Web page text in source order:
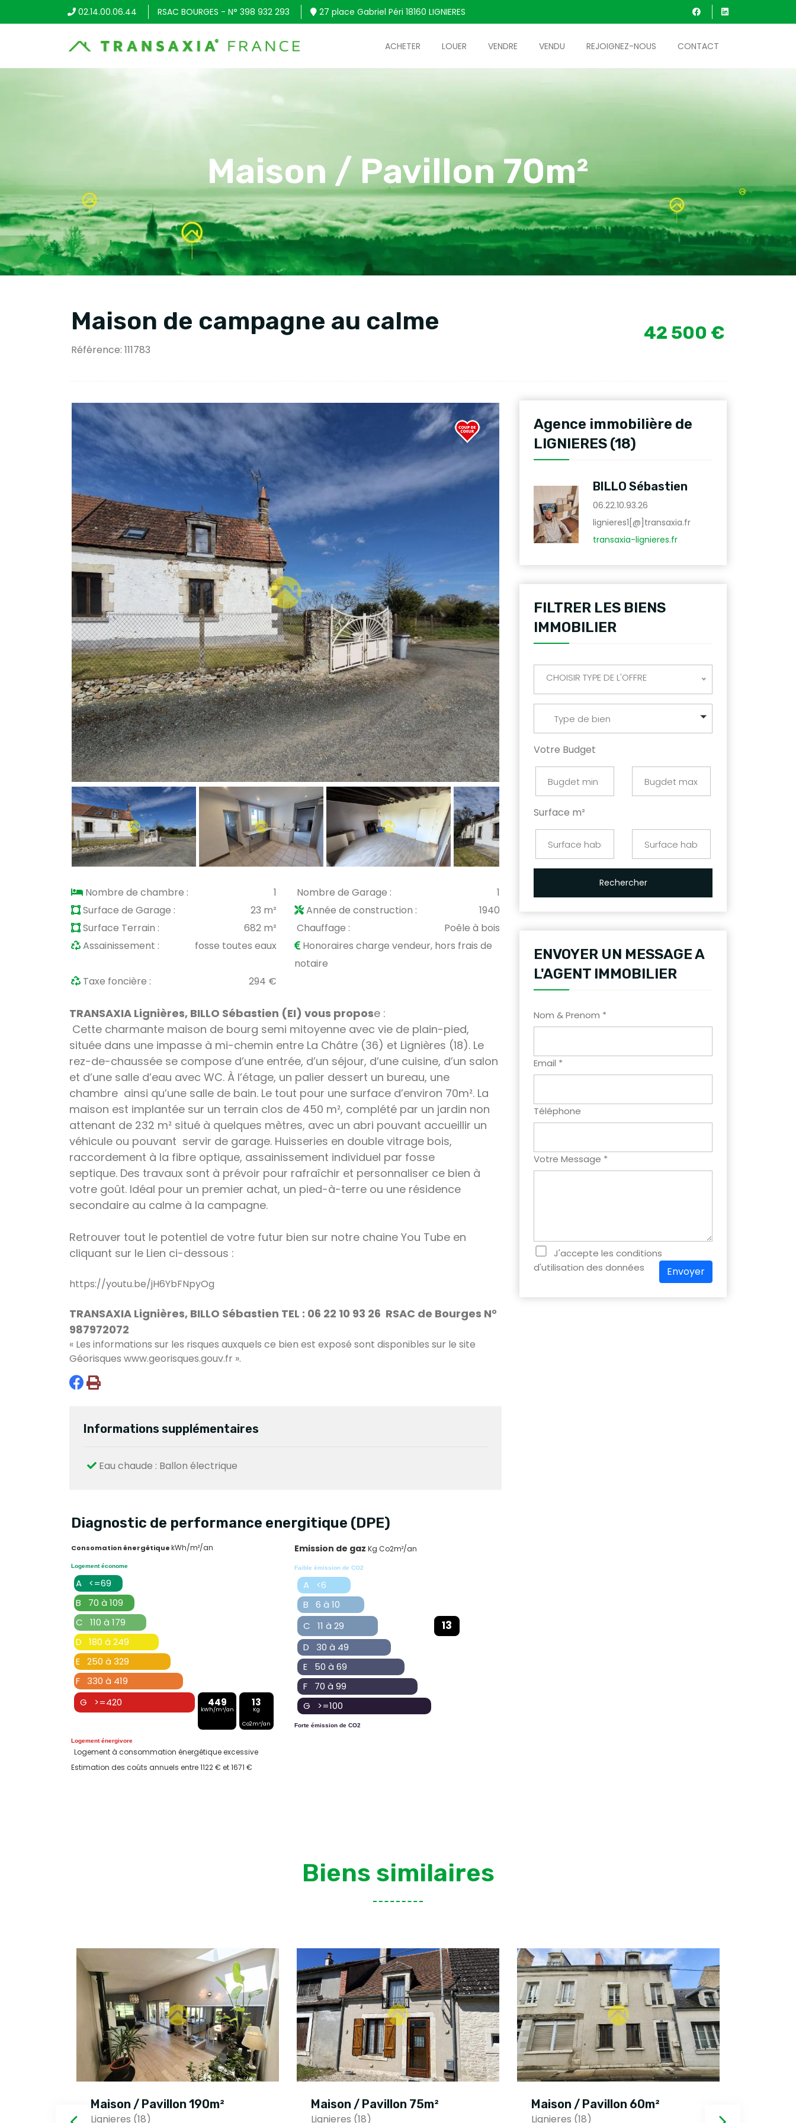
02.14.00.06.44 RSAC BOURGES - N° 398 932 293 27 place Gabriel Péri 18160 LIGNIERES
ACHETER LOUER VENDRE VENDU REJOIGNEZ-NOUS CONTACT
Maison / Pavillon 70m²
Maison de campagne au calme
Référence: 111783
42 500 €
Nombre de chambre : 1 Nombre de Garage :
1
Surface de Garage :
23 m² Année de construction :
1940
Surface Terrain :
682 m² Chauffage :
Poêle à bois
Assainissement :
fosse toutes eaux
Honoraires charge vendeur, hors frais de
notaire
Taxe foncière :
294 €
TRANSAXIA Lignières, BILLO Sébastien (EI) vous propose :
Cette charmante maison de bourg semi mitoyenne avec vie de plain-pied,
située dans une impasse à mi-chemin entre La Châtre (36) et Lignières (18). Le
rez-de-chaussée se compose d’une entrée, d’un séjour, d’une cuisine, d’un salon
et d’une salle d’eau avec WC. À l’étage, un palier dessert un bureau, une
chambre ainsi qu’une salle de bain. Le tout pour une surface d’environ 70m². La
maison est implantée sur un terrain clos de 450 m², complété par un jardin non
attenant de 232 m² situé à quelques mètres, avec un abri pouvant accueillir un
véhicule ou pouvant servir de garage. Huisseries en double vitrage bois,
raccordement à la fibre optique, assainissement individuel par fosse
septique. Des travaux sont à prévoir pour rafraîchir et personnaliser ce bien à
votre goût. Idéal pour un premier achat, un pied-à-terre ou une résidence
secondaire au calme à la campagne.
Retrouver tout le potentiel de votre futur bien sur notre chaine You Tube en
cliquant sur le Lien ci-dessous :
https://youtu.be/jH6YbFNpyOg
TRANSAXIA Lignières, BILLO Sébastien TEL : 06 22 10 93 26 RSAC de Bourges N°
987972072
« Les informations sur les risques auxquels ce bien est exposé sont disponibles sur le site
Géorisques www.georisques.gouv.fr ».
Informations supplémentaires
Eau chaude : Ballon électrique
Diagnostic de performance energitique (DPE)
Consomation énergétiquekWh/m²/an
Logement économe
A <=69
B 70 à 109
C 110 à 179
D 180 à 249
E 250 à 329
F 330 à 419
G >=420
449
kWh/m²/an
13
Kg
Co2m²/an
Logement énergivore
Logement à consommation énergétique excessive
Estimation des coûts annuels entre 1122 € et 1671 €
Emission de gaz Kg Co2m²/an
Faible émission de CO2
A <6
B 6 à 10
C 11 à 29
13
D 30 à 49
E 50 à 69
F 70 à 99
G >=100
Forte émission de CO2
Agence immobilière de
LIGNIERES (18)
BILLO Sébastien
06.22.10.93.26
lignieres1[@]transaxia.fr
transaxia-lignieres.fr
FILTRER LES BIENS
IMMOBILIER
CHOISIR TYPE DE L'OFFRE
Type de bien
Votre Budget
Surface m²
Rechercher
ENVOYER UN MESSAGE A
L'AGENT IMMOBILIER
Nom & Prenom *
Email *
Téléphone
Votre Message *
J'accepte les conditions
d'utilisation des données
Envoyer
Biens similaires
Maison / Pavillon 190m²
Lignieres (18)
Maison / Pavillon 75m²
Lignieres (18)
Maison / Pavillon 60m²
Lignieres (18)